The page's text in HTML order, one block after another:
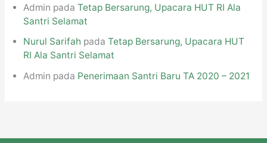
Admin padaTetap Bersarung, Upacara HUT RI Ala
Santri Selamat
Nurul Sarifah padaTetap Bersarung, Upacara HUT
RI Ala Santri Selamat
Admin pada Penerimaan Santri Baru TA 2020 – 2021